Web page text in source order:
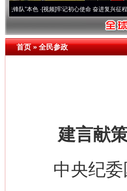
·[视频]牢记初心使命 奋进复兴征程丨宝塔山
首页»全民参政
建言献策
中央纪委